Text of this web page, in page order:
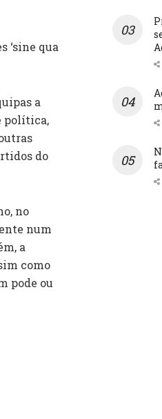
‘sine qua
a
política,
do
no
num
a
como
pode ou